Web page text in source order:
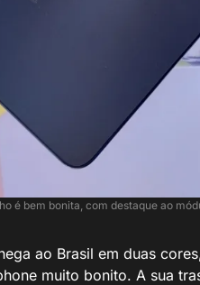
é bem bonita, com destaque ao
ao Brasil em duas
muito bonito. A sua